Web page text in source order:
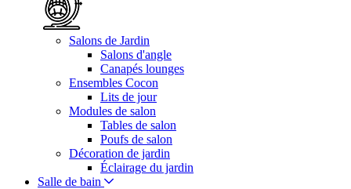
Salons de Jardin
Salons d'angle
Canapés lounges
Ensembles Cocon
Lits de jour
Modules de salon
Tables de salon
Poufs de salon
Décoration de jardin
Éclairage du jardin
Salle de bain